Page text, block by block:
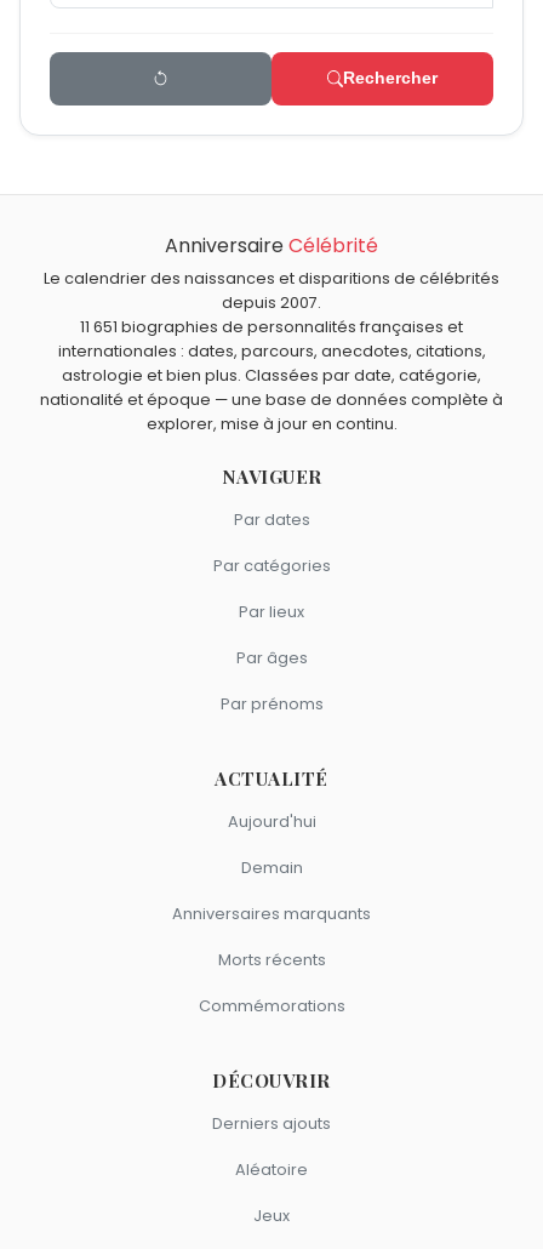
Rechercher
AnniversaireCélébrité
Le calendrier des naissances et disparitions de célébrités
depuis 2007.
11 651 biographies de personnalités françaises et
internationales : dates, parcours, anecdotes, citations,
astrologie et bien plus. Classées par date, catégorie,
nationalité et époque — une base de données complète à
explorer, mise à jour en continu.
NAVIGUER
Par dates
Par catégories
Par lieux
Par âges
Par prénoms
ACTUALITÉ
Aujourd'hui
Demain
Anniversaires marquants
Morts récents
Commémorations
DÉCOUVRIR
Derniers ajouts
Aléatoire
Jeux